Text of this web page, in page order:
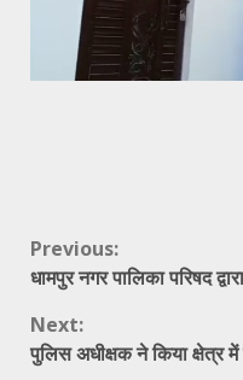
Continue
Reading
Previous:
धामपुर नगर पालिका परिषद
Next:
पुलिस अधीक्षक ने किया क्षेत्र